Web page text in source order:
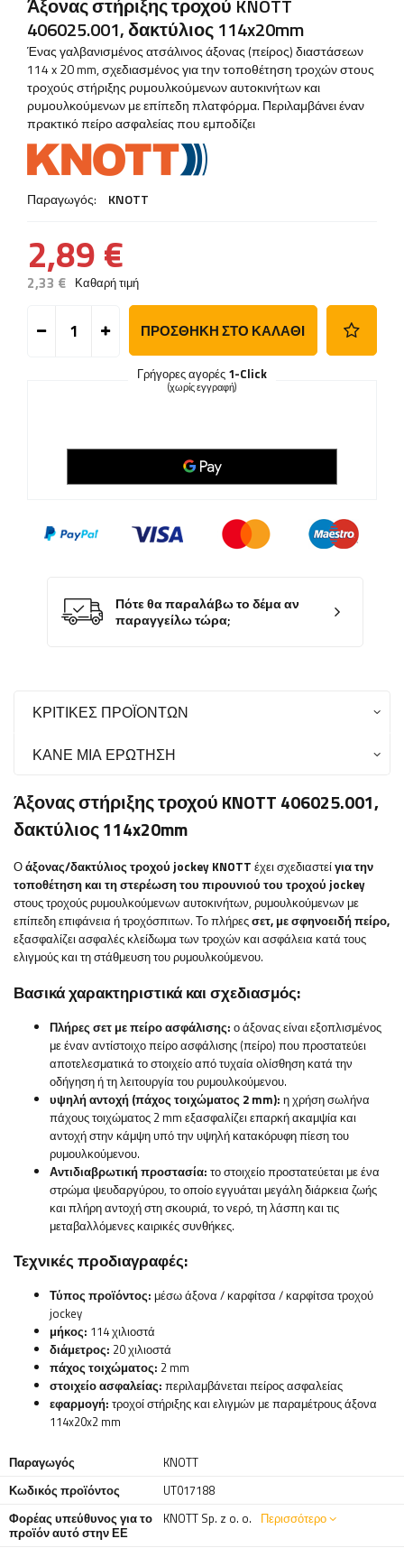
Άξονας στήριξης τροχού KNOTT
406025.001, δακτύλιος 114x20mm
Ένας γαλβανισμένος ατσάλινος άξονας (πείρος) διαστάσεων
114 x 20 mm, σχεδιασμένος για την τοποθέτηση τροχών στους
τροχούς στήριξης ρυμουλκούμενων αυτοκινήτων και
ρυμουλκούμενων με επίπεδη πλατφόρμα. Περιλαμβάνει έναν
πρακτικό πείρο ασφαλείας που εμποδίζει
Παραγωγός: KNOTT
2,89 €
2,33 € Καθαρή τιμή
ΠΡΟΣΘΉΚΗ ΣΤΟ ΚΑΛΆΘΙ
Γρήγορες αγορές 1-Click
(χωρίς εγγραφή)
Πότε θα παραλάβω το δέμα αν
παραγγείλω τώρα;
ΚΡΙΤΙΚΈΣ ΠΡΟΪΌΝΤΩΝ
ΚΆΝΕ ΜΙΑ ΕΡΏΤΗΣΗ
Άξονας στήριξης τροχού KNOTT 406025.001,
δακτύλιος 114x20mm
Οάξονας/δακτύλιος τροχού jockey KNOTT έχει σχεδιαστείγια την
τοποθέτηση και τη στερέωση του πιρουνιού του τροχού jockey
στους τροχούς ρυμουλκούμενων αυτοκινήτων, ρυμουλκούμενων με
επίπεδη επιφάνεια ή τροχόσπιτων. Το πλήρεςσετ, με σφηνοειδή πείρο,
εξασφαλίζει ασφαλές κλείδωμα των τροχών και ασφάλεια κατά τους
ελιγμούς και τη στάθμευση του ρυμουλκούμενου.
Βασικά χαρακτηριστικά και σχεδιασμός:
Πλήρες σετ με πείρο ασφάλισης: ο άξονας είναι εξοπλισμένος
με έναν αντίστοιχο πείρο ασφάλισης (πείρο) που προστατεύει
αποτελεσματικά το στοιχείο από τυχαία ολίσθηση κατά την
οδήγηση ή τη λειτουργία του ρυμουλκούμενου.
υψηλή αντοχή (πάχος τοιχώματος 2 mm): η χρήση σωλήνα
πάχους τοιχώματος 2 mm εξασφαλίζει επαρκή ακαμψία και
αντοχή στην κάμψη υπό την υψηλή κατακόρυφη πίεση του
ρυμουλκούμενου.
Αντιδιαβρωτική προστασία: το στοιχείο προστατεύεται με ένα
στρώμα ψευδαργύρου, το οποίο εγγυάται μεγάλη διάρκεια ζωής
και πλήρη αντοχή στη σκουριά, το νερό, τη λάσπη και τις
μεταβαλλόμενες καιρικές συνθήκες.
Τεχνικές προδιαγραφές:
Τύπος προϊόντος: μέσω άξονα / καρφίτσα / καρφίτσα τροχού
jockey
μήκος: 114 χιλιοστά
διάμετρος: 20 χιλιοστά
πάχος τοιχώματος: 2 mm
στοιχείο ασφαλείας: περιλαμβάνεται πείρος ασφαλείας
εφαρμογή: τροχοί στήριξης και ελιγμών με παραμέτρους άξονα
114x20x2 mm
Παραγωγός
KNOTT
Κωδικός προϊόντος
UT017188
Φορέας υπεύθυνος για το
προϊόν αυτό στην ΕΕ
KNOTT Sp. z o. o. Περισσότερο